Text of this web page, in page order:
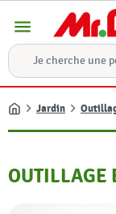
menu
Accueil
Jardin
OUTILLAGE